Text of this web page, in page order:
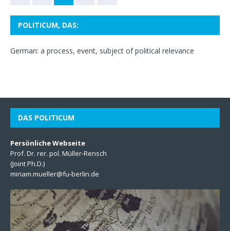
POLITICUM, DAS:
German: a process, event, subject of political relevance
DAS POLITICUM
Persönliche Webseite
Prof. Dr. rer. pol. Müller-Rensch
(Joint Ph.D.)
miriam.mueller@fu-berlin.de